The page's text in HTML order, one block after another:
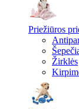
Priežiūros
Žirklės